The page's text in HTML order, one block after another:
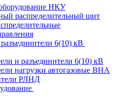
НКУ
распределительный щит
6(10) кВ
и разъединители 6(10) кВ
нагрузки автогазовые ВНА
РЛНД